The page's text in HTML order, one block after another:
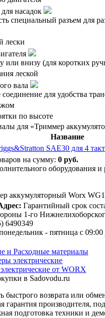
насадок
специальный разъем для
лески
или внизу (для коротких
леской
вала
для удобства
по высоте
для «Триммер
Название
SAE30 для 4
на сумму: 0 руб.
оборудования
аккумуляторный Worx
Гарантийный срок
1-го
6490349
- пятница с 09:00
и Расходные материалы
электрические
от WORX
в Sadovodu.ru
быстрого возврата или
гарантия производителя,
подготовка техники и